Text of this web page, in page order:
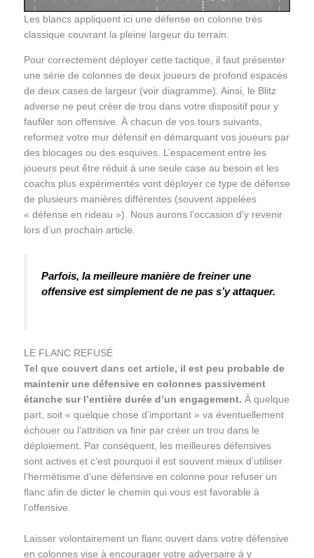
Les blancs appliquent ici une défense en colonne très
classique couvrant la pleine largeur du terrain.
Pour correctement déployer cette tactique, il faut présenter
une série de colonnes de deux joueurs de profond espacés
de deux cases de largeur (voir diagramme). Ainsi, le Blitz
adverse ne peut créer de trou dans votre dispositif pour y
faufiler son offensive. À chacun de vos tours suivants,
reformez votre mur défensif en démarquant vos joueurs par
des blocages ou des esquives. L’espacement entre les
joueurs peut être réduit à une seule case au besoin et les
coachs plus expérimentés vont déployer ce type de défense
de plusieurs manières différentes (souvent appelées
« défense en rideau »). Nous aurons l’occasion d’y revenir
lors d’un prochain article.
Parfois, la meilleure manière de freiner une
offensive est simplement de ne pas s’y attaquer.
LE FLANC REFUSÉ
Tel que couvert dans cet article, il est peu probable de
maintenir une défensive en colonnes passivement
étanche sur l’entière durée d’un engagement. À quelque
part, soit « quelque chose d’important » va éventuellement
échouer ou l’attrition va finir par créer un trou dans le
déploiement. Par conséquent, les meilleures défensives
sont actives et c’est pourquoi il est souvent mieux d’utiliser
l’hermétisme d’une défensive en colonne pour refuser un
flanc afin de dicter le chemin qui vous est favorable à
l’offensive.
Laisser volontairement un flanc ouvert dans votre défensive
en colonnes vise à encourager votre adversaire à y